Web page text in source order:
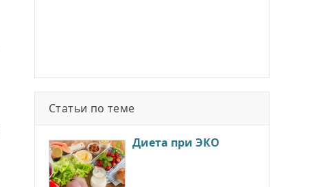
Статьи по теме
Диета при ЭКО